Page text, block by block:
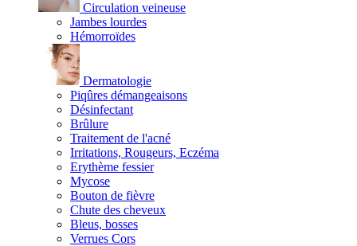
Circulation veineuse
Jambes lourdes
Hémorroïdes
Dermatologie
Piqûres démangeaisons
Désinfectant
Brûlure
Traitement de l'acné
Irritations, Rougeurs, Eczéma
Erythème fessier
Mycose
Bouton de fièvre
Chute des cheveux
Bleus, bosses
Verrues Cors